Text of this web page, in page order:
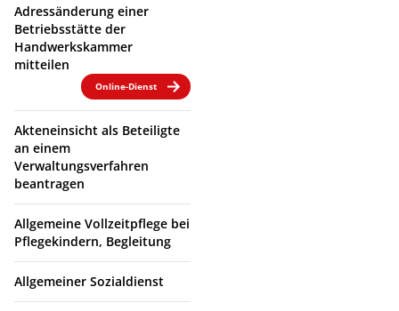
Adressänderung einer
Betriebsstätte der
Handwerkskammer
mitteilen
Online-Dienst
Akteneinsicht als Beteiligte
an einem
Verwaltungsverfahren
beantragen
Allgemeine Vollzeitpflege bei
Pflegekindern, Begleitung
Allgemeiner Sozialdienst